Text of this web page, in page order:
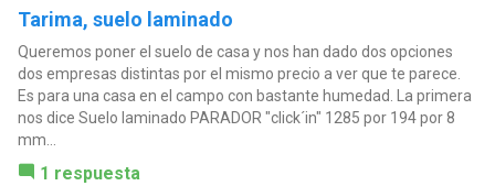
Tarima, suelo laminado
Queremos poner el suelo de casa y nos han dado dos opciones
dos empresas distintas por el mismo precio a ver que te parece.
Es para una casa en el campo con bastante humedad. La primera
nos dice Suelo laminado PARADOR "click´in" 1285 por 194 por 8
mm...
1 respuesta